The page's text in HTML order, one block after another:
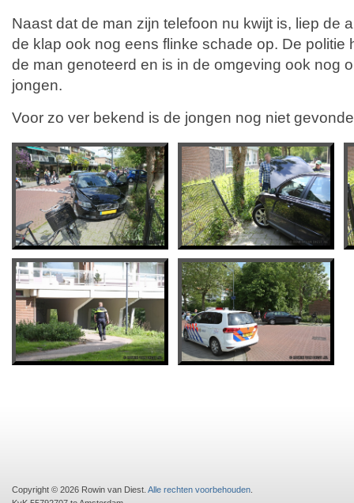
Naast dat de man zijn telefoon nu kwijt is, liep de
de klap ook nog eens flinke schade op. De politie
de man genoteerd en is in de omgeving ook nog
jongen.
Voor zo ver bekend is de jongen nog niet
Copyright © 2026 Rowin van Diest. Alle rechten voorbehouden